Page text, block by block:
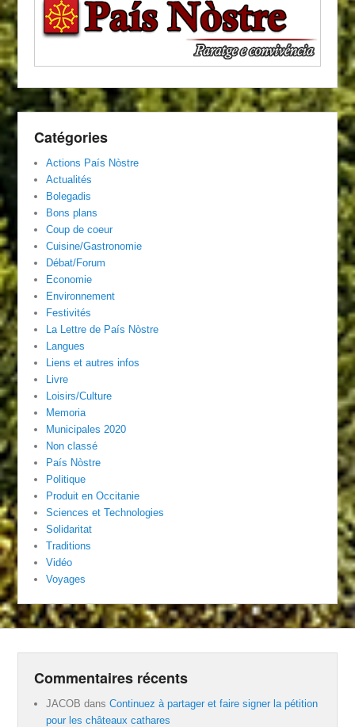
Catégories
Actions País Nòstre
Actualités
Bolegadis
Bons plans
Coup de coeur
Cuisine/Gastronomie
Débat/Forum
Economie
Environnement
Festivités
La Lettre de País Nòstre
Langues
Liens et autres infos
Livre
Loisirs/Culture
Memoria
Municipales 2020
Non classé
País Nòstre
Politique
Produit en Occitanie
Sciences et Technologies
Solidaritat
Traditions
Vidéo
Voyages
Commentaires récents
JACOB dansContinuez à partager et faire signer la pétition
pour les châteaux cathares